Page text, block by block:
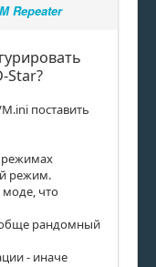
Repeater
Star?
поставить
режимах
режим.
моде, что
рандомный
- иначе